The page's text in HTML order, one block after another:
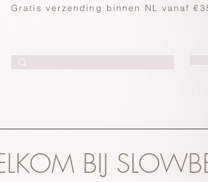
Gratis verzending binnen NL vanaf
BIJ